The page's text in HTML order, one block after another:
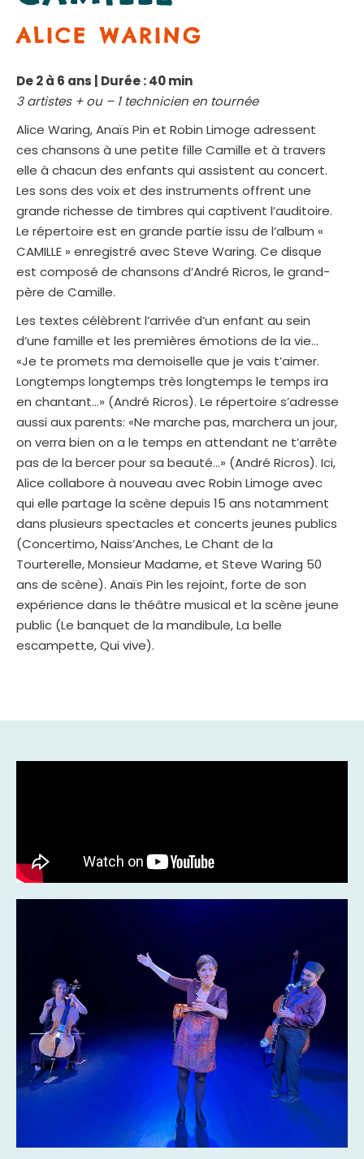
ALICE WARING
De 2 à 6 ans | Durée : 40 min
3 artistes + ou – 1 technicien en tournée
Alice Waring, Anaïs Pin et Robin Limoge adressent
ces chansons à une petite fille Camille et à travers
elle à chacun des enfants qui assistent au concert.
Les sons des voix et des instruments offrent une
grande richesse de timbres qui captivent l’auditoire.
Le répertoire est en grande partie issu de l’album «
CAMILLE » enregistré avec Steve Waring. Ce disque
est composé de chansons d’André Ricros, le grand-
père de Camille.
Les textes célèbrent l’arrivée d’un enfant au sein
d’une famille et les premières émotions de la vie…
«Je te promets ma demoiselle que je vais t’aimer.
Longtemps longtemps très longtemps le temps ira
en chantant…» (André Ricros). Le répertoire s’adresse
aussi aux parents: «Ne marche pas, marchera un jour,
on verra bien on a le temps en attendant ne t’arrête
pas de la bercer pour sa beauté…» (André Ricros). Ici,
Alice collabore à nouveau avec Robin Limoge avec
qui elle partage la scène depuis 15 ans notamment
dans plusieurs spectacles et concerts jeunes publics
(Concertimo, Naiss’Anches, Le Chant de la
Tourterelle, Monsieur Madame, et Steve Waring 50
ans de scène). Anaïs Pin les rejoint, forte de son
expérience dans le théâtre musical et la scène jeune
public (Le banquet de la mandibule, La belle
escampette, Qui vive).